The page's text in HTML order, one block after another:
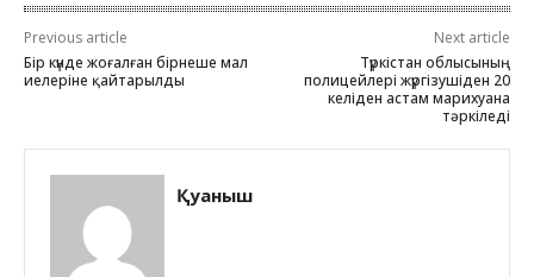
Previous article
Бір күнде жоғалған бірнеше мал
иелеріне қайтарылды
Next article
Түркістан облысының
полицейлері жүргізушіден 20
келіден астам марихуана
тәркіледі
Қуаныш